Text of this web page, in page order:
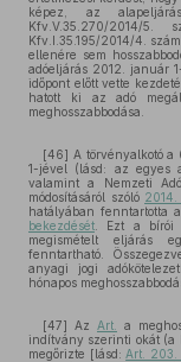
képez, az
Kfv.V.35.270/2014/
Kfv.I.35.195/2014/4.
ellenére sem
adóeljárás 2012. január
időpont előtt vette
hatott ki az adó
meghosszabbodása.
[46] A törvényalkotó a
1-jével (lásd: az egyes
valamint a Nemzeti
módosításáról szóló
hatályában fenntartotta a
bekezdését . Ezt a bírói
megismételt eljárás
fenntartható.
anyagi jogi
hónapos
[47] Az Art.
a
indítvány szerinti okát (a
megőrizte [lásd: Art. 203.